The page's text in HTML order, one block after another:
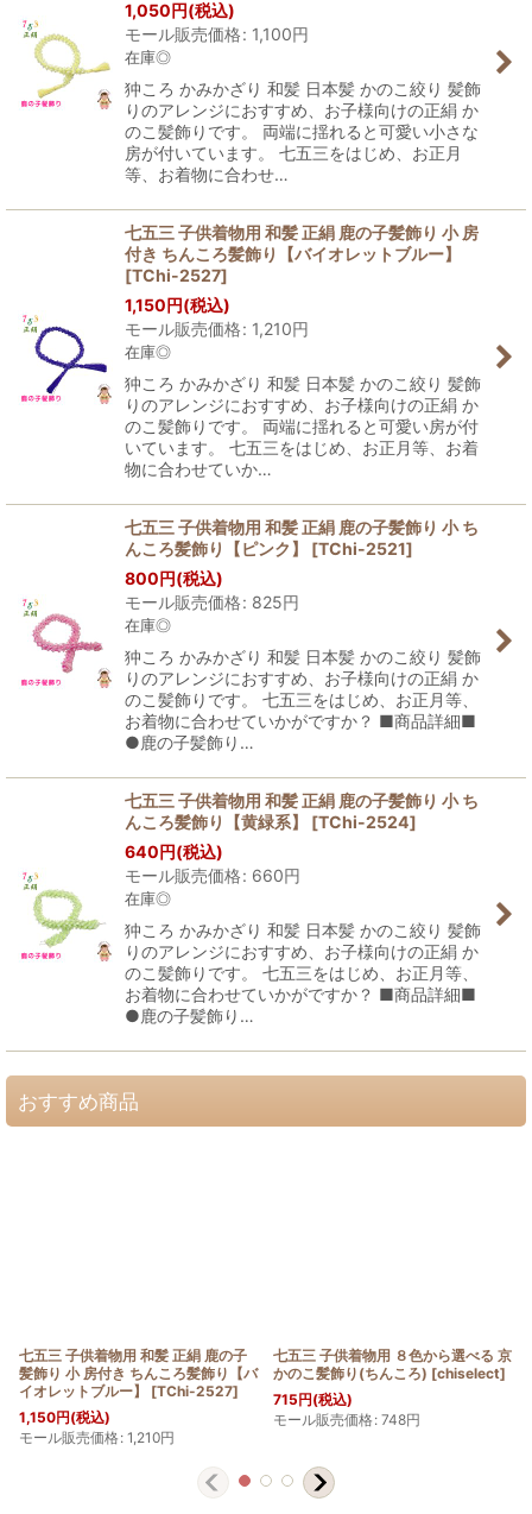
1,050円(税込)
モール販売価格: 1,100円
在庫◎
狆ころ かみかざり 和髪 日本髪 かのこ絞り 髪飾
りのアレンジにおすすめ、お子様向けの正絹 か
のこ髪飾りです。 両端に揺れると可愛い小さな
房が付いています。 七五三をはじめ、お正月
等、お着物に合わせ…
七五三 子供着物用 和髪 正絹 鹿の子髪飾り 小 房
付き ちんころ髪飾り【バイオレットブルー】
[TChi-2527]
1,150円(税込)
モール販売価格: 1,210円
在庫◎
狆ころ かみかざり 和髪 日本髪 かのこ絞り 髪飾
りのアレンジにおすすめ、お子様向けの正絹 か
のこ髪飾りです。 両端に揺れると可愛い房が付
いています。 七五三をはじめ、お正月等、お着
物に合わせていか…
七五三 子供着物用 和髪 正絹 鹿の子髪飾り 小 ち
んころ髪飾り【ピンク】
[TChi-2521]
800円(税込)
モール販売価格: 825円
在庫◎
狆ころ かみかざり 和髪 日本髪 かのこ絞り 髪飾
りのアレンジにおすすめ、お子様向けの正絹 か
のこ髪飾りです。 七五三をはじめ、お正月等、
お着物に合わせていかがですか？ ■商品詳細■
●鹿の子髪飾り…
七五三 子供着物用 和髪 正絹 鹿の子髪飾り 小 ち
んころ髪飾り【黄緑系】
[TChi-2524]
640円(税込)
モール販売価格: 660円
在庫◎
狆ころ かみかざり 和髪 日本髪 かのこ絞り 髪飾
りのアレンジにおすすめ、お子様向けの正絹 か
のこ髪飾りです。 七五三をはじめ、お正月等、
お着物に合わせていかがですか？ ■商品詳細■
●鹿の子髪飾り…
おすすめ商品
七五三 子供着物用 和髪 正絹 鹿の子
髪飾り 小 房付き ちんころ髪飾り【バ
イオレットブルー】
[TChi-2527]
1,150円(税込)
モール販売価格: 1,210円
七五三 子供着物用 ８色から選べる 京
かのこ髪飾り(ちんころ) [chiselect]
715円(税込)
モール販売価格: 748円